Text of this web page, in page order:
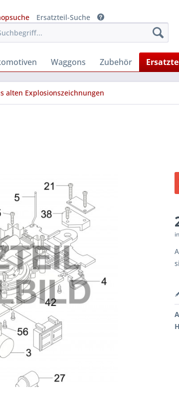
Ersatzteil-Suche
Waggons Zubehör
alten Explosionszeichnungen